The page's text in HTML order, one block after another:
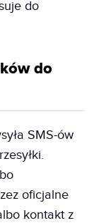
do
do
SMS-ów
oficjalne
kontakt z